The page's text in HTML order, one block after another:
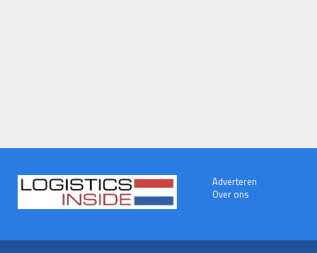
Adverteren
Over ons